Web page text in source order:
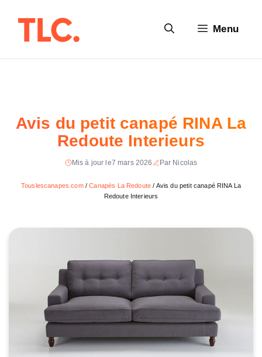
Menu
Avis du petit canapé RINA La
Redoute Interieurs
Mis à jour le7 mars 2026 Par Nicolas
Touslescanapes.com/Canapés La Redoute / Avis du petit canapé RINA La
Redoute Interieurs